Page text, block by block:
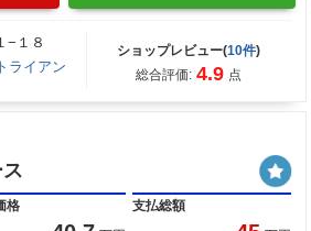
−１８
ライアン
ショップレビュー(10件)
総合評価: 4.9 点
格 支払総額